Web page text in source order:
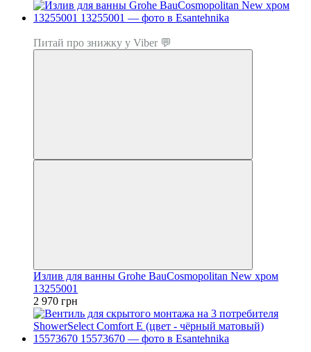
Питай про знижку у Viber 💬
Излив для ванны Grohe BauCosmopolitan New хром
13255001
2 970 грн